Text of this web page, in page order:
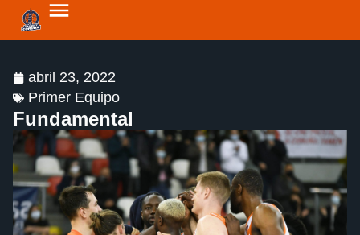
abril 23, 2022
Primer Equipo
Fundamental